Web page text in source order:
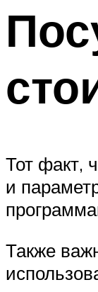
Тот факт,
и
Также